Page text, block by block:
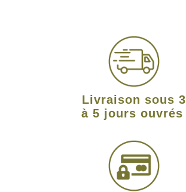
Livraison sous 3
à 5 jours ouvrés